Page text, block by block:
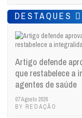
DESTAQUES
Artigo defende
que restabelece a
agentes de saúde
07 Agosto 2026
BY REDAÇÃO